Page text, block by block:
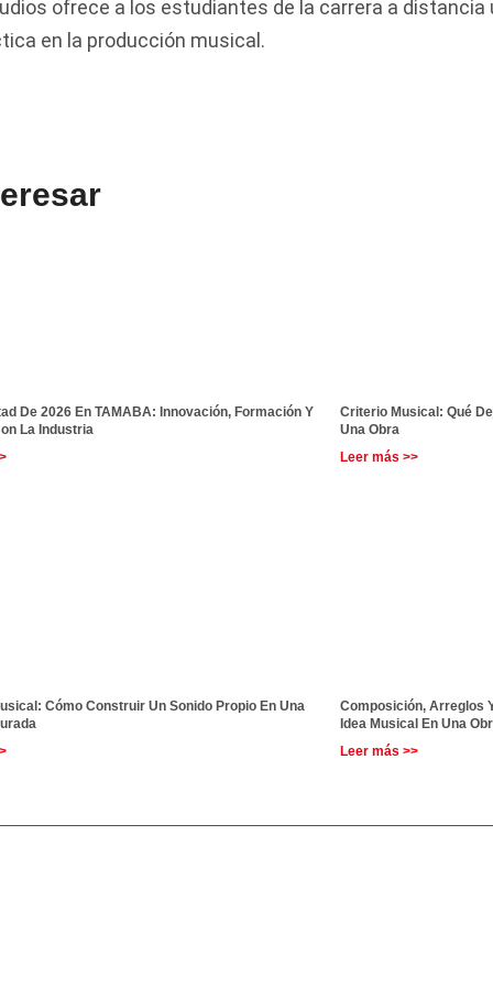
ofrece a los estudiantes de la carrera a
en la producción musical.
De 2026 En TAMABA: Innovación, Formación Y
La Industria
Criterio Musical: Qué
Una Obra
Leer más >>
Cómo Construir Un Sonido Propio En Una
Composición, Arreglos
Idea Musical En Una
Leer más >>